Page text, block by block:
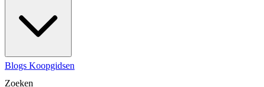
Blogs Koopgidsen
Zoeken